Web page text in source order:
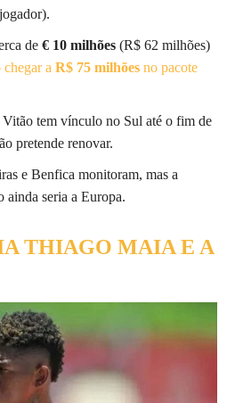
de € 10 milhões (R$ 62 milhões)
a R$ 75 milhões no pacote
Vitão tem vínculo no Sul até o fim de
pretende renovar.
e Benfica monitoram, mas a
ainda seria a Europa.
THIAGO MAIA E A